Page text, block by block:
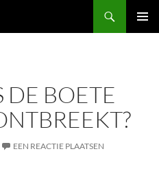
DE BOETE
EEN REACTIE PLAATSEN